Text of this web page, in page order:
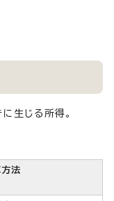
生じる所得。
法